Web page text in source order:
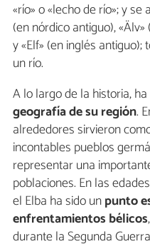
«río» o «lecho de río»; y
(en nórdico antiguo),
y «Elf» (en inglés
un río.
A lo largo de la historia,
geografía de su región.
alrededores sirvieron
incontables pueblos
representar una
poblaciones. En las
el Elba ha sido unpunto
enfrentamientos bélicos
durante la Segunda